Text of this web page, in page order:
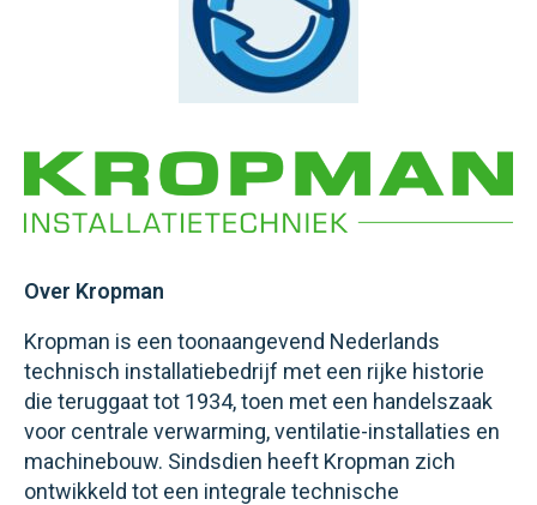
Over Kropman
Kropman is een toonaangevend Nederlands
technisch installatiebedrijf met een rijke historie
die teruggaat tot 1934, toen met een handelszaak
voor centrale verwarming, ventilatie-installaties en
machinebouw. Sindsdien heeft Kropman zich
ontwikkeld tot een integrale technische